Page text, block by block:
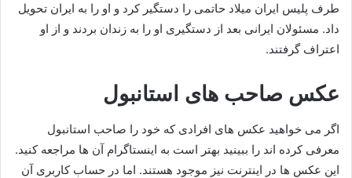
طرف پلیس ایران میلاد حاتمی را دستگیر کرد و او را به ایران تحویل
داد. مسئولان ایرانی بعد از دستگیری او را به زندان بردند و از او
اعتراف گرفتند.
عکس صاحب های استانبول
اگر می خواهید عکس های افرادی که خود را صاحب استانبول
معرفی کرده اند را ببینید بهتر است به اینستاگرام آن ها مراجعه کنید.
این عکس ها در اینترنت نیز موجود هستند. اما در حساب کاربری آن